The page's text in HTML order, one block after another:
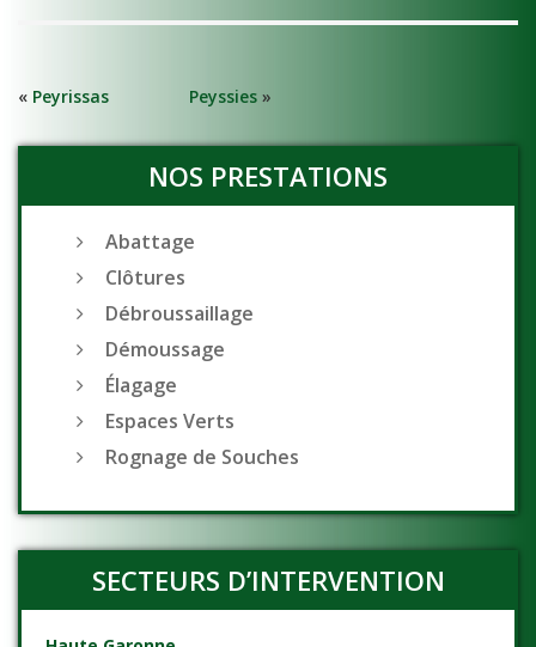
« Peyrissas Peyssies»
NOS PRESTATIONS
Abattage
Clôtures
Débroussaillage
Démoussage
Élagage
Espaces Verts
Rognage de Souches
SECTEURS D’INTERVENTION